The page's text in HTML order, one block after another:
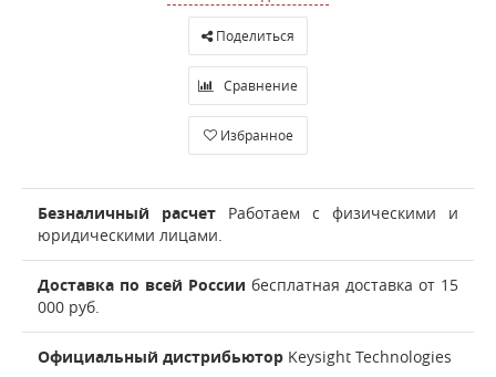
Поделиться
Сравнение
Избранное
Безналичный расчет Работаем с физическими и
юридическими лицами.
Доставка по всей России бесплатная доставка от 15
000 руб.
Официальный дистрибьютор Keysight Technologies